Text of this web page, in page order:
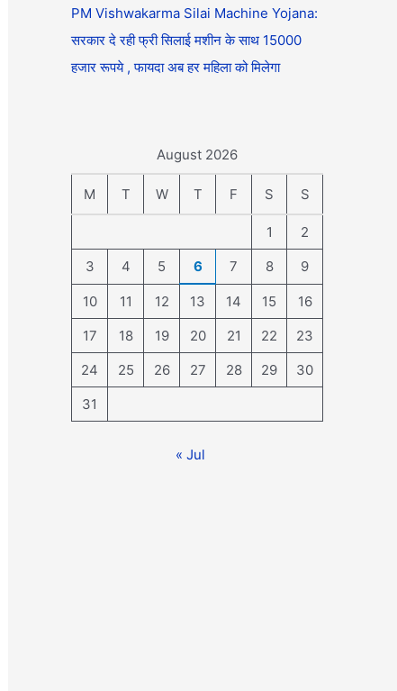
PM Vishwakarma Silai Machine Yojana:
सरकार दे रही फ्री सिलाई मशीन के साथ 15000
हजार रूपये , फायदा अब हर महिला को मिलेगा
August 2026
M T W T F S S
1
2
3
4 5 6 7 8 9
10 11 12 13 14 15
16
17
18 19 20 21 22
23
24
25 26 27 28 29
30
31
« Jul